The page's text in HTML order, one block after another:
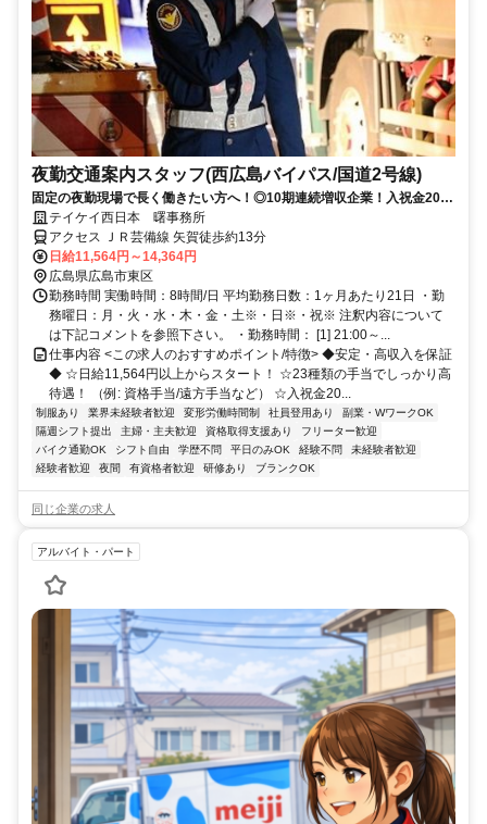
夜勤交通案内スタッフ(西広島バイパス/国道2号線)
固定の夜勤現場で長く働きたい方へ！◎10期連続増収企業！入祝金20万
円(規定あり)！未経験歓迎！
テイケイ西日本 曙事務所
アクセス ＪＲ芸備線 矢賀徒歩約13分
日給11,564円～14,364円
広島県広島市東区
勤務時間 実働時間：8時間/日 平均勤務日数：1ヶ月あたり21日 ・勤
務曜日：月・火・水・木・金・土※・日※・祝※ 注釈内容について
は下記コメントを参照下さい。 ・勤務時間： [1] 21:00～...
仕事内容 <この求人のおすすめポイント/特徴> ◆安定・高収入を保証
◆ ☆日給11,564円以上からスタート！ ☆23種類の手当でしっかり高
待遇！ （例: 資格手当/遠方手当など） ☆入祝金20...
制服あり 業界未経験者歓迎 変形労働時間制 社員登用あり
副業・WワークOK
隔週シフト提出
主婦・主夫歓迎 資格取得支援あり
フリーター歓迎
バイク通勤OK
シフト自由 学歴不問 平日のみOK 経験不問
未経験者歓迎
経験者歓迎
夜間 有資格者歓迎 研修あり ブランクOK
同じ企業の求人
アルバイト・パート